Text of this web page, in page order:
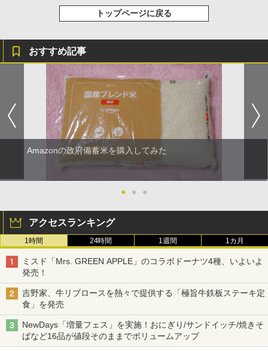
トップページに戻る
おすすめ記事
Amazonの政府備蓄米を購入してみた
● ● ●
アクセスランキング
1時間 24時間 1週間 1カ月
ミスド「Mrs. GREEN APPLE」のコラボドーナツ4種、いよいよ
発売！
吉野家、牛リブロースを熱々で提供する「極旨牛鉄板ステーキ定
食」を発売
NewDays「増量フェス」を実施！おにぎり/サンドイッチ/焼きそ
ばなど16品が値段そのままでボリュームアップ